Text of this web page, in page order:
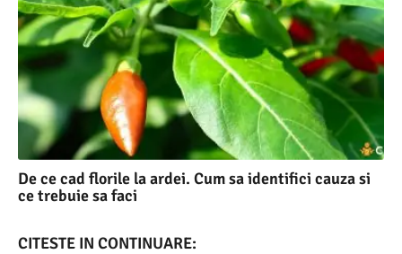
De ce cad florile la ardei. Cum sa identifici cauza si
ce trebuie sa faci
CITESTE IN CONTINUARE: